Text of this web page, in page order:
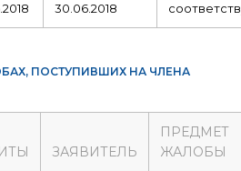
30.06.2018
ПОСТУПИВШИХ НА ЧЛЕНА
ЗАЯВИТЕЛЬ
ПРЕДМЕТ
ЖАЛОБЫ